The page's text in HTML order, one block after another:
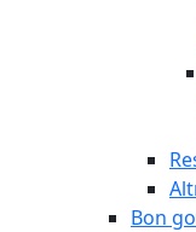
Bon